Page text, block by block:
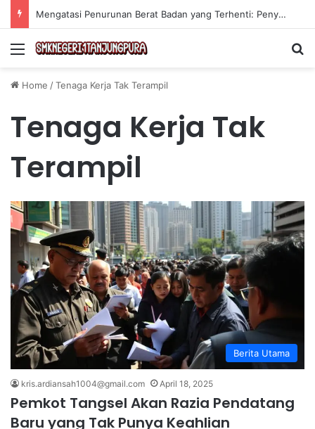
Mengatasi Penurunan Berat Badan yang Terhenti: Penyebab dan Solusi Efektif
Menu
Home /Tenaga Kerja Tak Terampil
Tenaga Kerja Tak
Terampil
Berita Utama
kris.ardiansah1004@gmail.com April 18, 2025
Pemkot Tangsel Akan Razia Pendatang
Baru yang Tak Punya Keahlian